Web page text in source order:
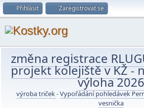
Přihlásit Zaregistrovat se
změna registrace
projekt kolejiště v KŽ-
výloha 2026
výroba triček-Vypořádání pohledávek
vesnička